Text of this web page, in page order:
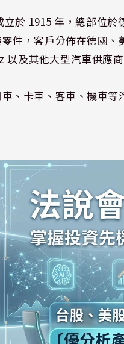
於 1915 年，總部位
件，客戶分佈在德國
及其他大型汽車供應
、卡車、客車、機車